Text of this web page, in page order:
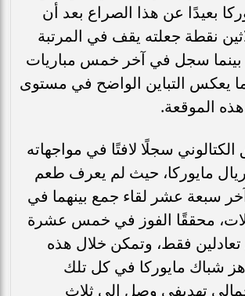
بعيدًا عن هذا الصراع بعد أن
نقطة جعلته يقف في المرتبة
بينما سجل في آخر خمس مباريات
يعكس التباين الواضح في مستوى
الموقعة.
سجلًا لافتًا في مواجهاته
ريال مايوركا، حيث لم يعرف طعم
سبعة عشر لقاء جمع بينهما في
محققًا الفوز في خمس عشرة
تعادلين فقط، وتمكن خلال هذه
شباك مايوركا في كل تلك
تهديفي وصل إلى ثلاثٍ